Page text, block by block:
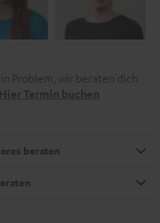
Problem, wir beraten dich
Hier Termin buchen
beraten